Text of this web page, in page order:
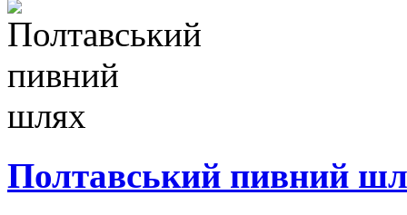
Полтавський пивний